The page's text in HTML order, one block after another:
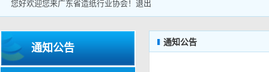
您好欢迎您来广东省造纸行业协会！ 退出
通知公告 通知公告